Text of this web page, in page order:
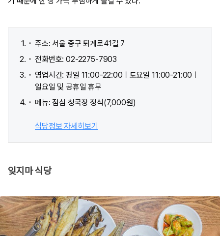
주소: 서울 중구 퇴계로41길 7
전화번호: 02-2275-7903
영업시간: 평일 11:00-22:00ㅣ토요일 11:00-21:00ㅣ
일요일 및 공휴일 휴무
메뉴: 점심 청국장 정식(7,000원)
식당정보 자세히보기
잊지마 식당